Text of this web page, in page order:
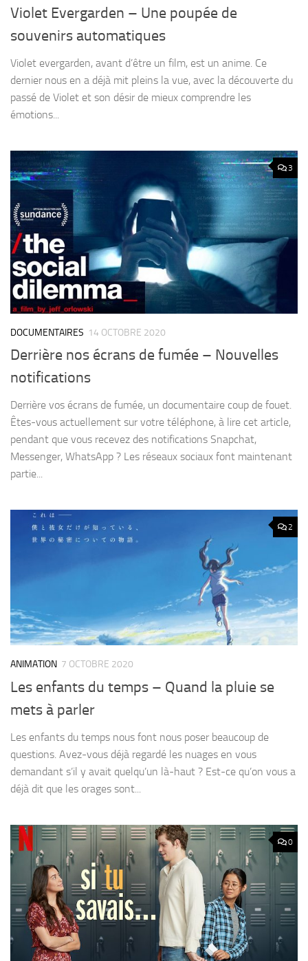
Violet Evergarden – Une poupée de
souvenirs automatiques
Violet evergarden, avant d’être un film, est un anime. Ce
dernier nous en a déjà mit pleins la vue, avec la découverte du
passé de Violet et son désir de mieux comprendre les
émotions...
3
DOCUMENTAIRES 14 OCTOBRE 2020
Derrière nos écrans de fumée – Nouvelles
notifications
Derrière vos écrans de fumée, un documentaire coup de fouet.
Êtes-vous actuellement sur votre téléphone, à lire cet article,
pendant que vous recevez des notifications Snapchat,
Messenger, WhatsApp ? Les réseaux sociaux font maintenant
partie...
2
ANIMATION 7 OCTOBRE 2020
Les enfants du temps – Quand la pluie se
mets à parler
Les enfants du temps nous font nous poser beaucoup de
questions. Avez-vous déjà regardé les nuages en vous
demandant s’il y avait quelqu’un là-haut ? Est-ce qu’on vous a
déjà dit que les orages sont...
0